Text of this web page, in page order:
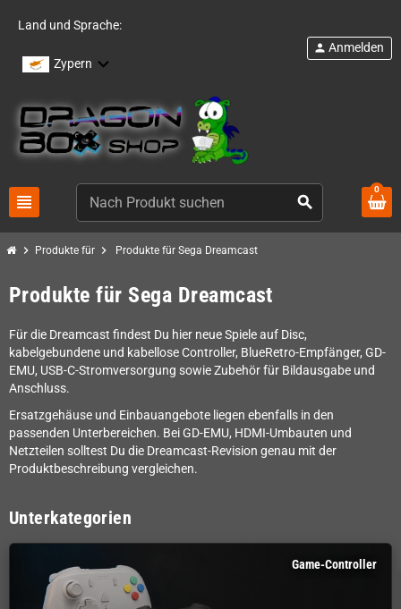
Land und Sprache:
Zypern
view_headline search
person Anmelden
0
chevron_right Produkte für chevron_right Produkte für Sega Dreamcast
Produkte für Sega Dreamcast
Für die Dreamcast findest Du hier neue Spiele auf Disc,
kabelgebundene und kabellose Controller, BlueRetro-Empfänger, GD-
EMU, USB-C-Stromversorgung sowie Zubehör für Bildausgabe und
Anschluss.
Ersatzgehäuse und Einbauangebote liegen ebenfalls in den
passenden Unterbereichen. Bei GD-EMU, HDMI-Umbauten und
Netzteilen solltest Du die Dreamcast-Revision genau mit der
Produktbeschreibung vergleichen.
Unterkategorien
Game-Controller